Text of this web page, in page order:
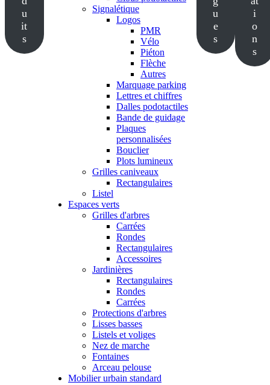
u
it
s
Signalétique
Logos
PMR
Vélo
Piéton
Flèche
Autres
Marquage parking
Lettres et chiffres
Dalles podotactiles
Bande de guidage
Plaques
personnalisées
Bouclier
Plots lumineux
Grilles caniveaux
Rectangulaires
Listel
Espaces verts
Grilles d'arbres
Carrées
Rondes
Rectangulaires
Accessoires
Jardinières
Rectangulaires
Rondes
Carrées
Protections d'arbres
Lisses basses
Listels et voliges
Nez de marche
Fontaines
Arceau pelouse
Mobilier urbain standard
u
e
s
i
o
n
s